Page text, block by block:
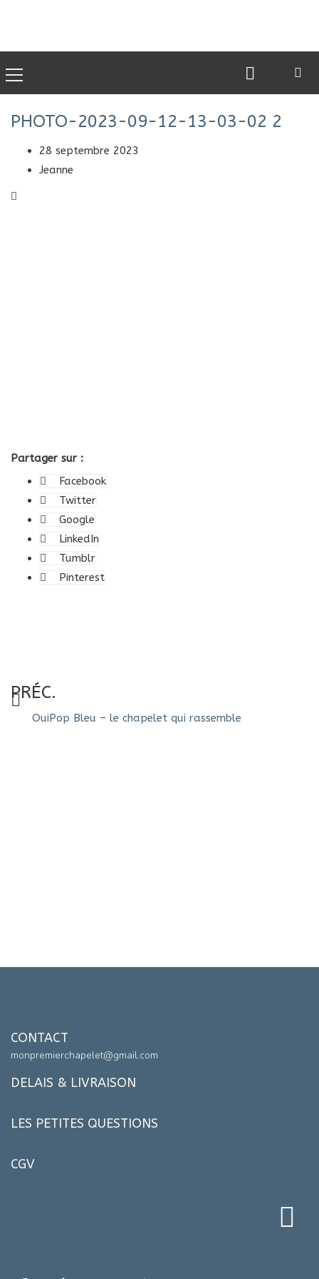
PHOTO-2023-09-12-13-03-02 2
28 septembre 2023
Jeanne
Partager sur :
Facebook
Twitter
Google
LinkedIn
Tumblr
Pinterest
PRÉC.
OuiPop Bleu – le chapelet qui rassemble
CONTACT
monpremierchapelet@gmail.com
DELAIS & LIVRAISON
LES PETITES QUESTIONS
CGV